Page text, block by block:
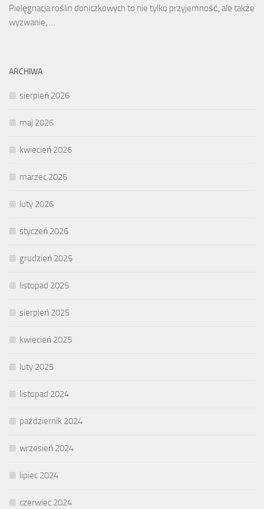
Pielęgnacja roślin doniczkowych to nie tylko przyjemność, ale także
wyzwanie, …
ARCHIWA
sierpień 2026
maj 2026
kwiecień 2026
marzec 2026
luty 2026
styczeń 2026
grudzień 2025
listopad 2025
sierpień 2025
kwiecień 2025
luty 2025
listopad 2024
październik 2024
wrzesień 2024
lipiec 2024
czerwiec 2024